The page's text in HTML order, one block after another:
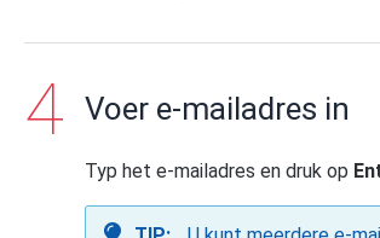
Voer e-mailadres in
Typ het e-mailadres en druk op